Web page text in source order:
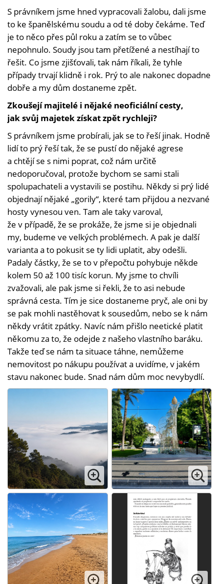
S právníkem jsme hned vypracovali žalobu, dali jsme
to ke španělskému soudu a od té doby čekáme. Teď
je to něco přes půl roku a zatím se to vůbec
nepohnulo. Soudy jsou tam přetížené a nestíhají to
řešit. Co jsme zjišťovali, tak nám říkali, že tyhle
případy trvají klidně i rok. Prý to ale nakonec dopadne
dobře a my dům dostaneme zpět.
Zkoušejí majitelé i nějaké neoficiální cesty,
jak svůj majetek získat zpět rychleji?
S právníkem jsme probírali, jak se to řeší jinak. Hodně
lidí to prý řeší tak, že se pustí do nějaké agrese
a chtějí se s nimi poprat, což nám určitě
nedoporučoval, protože bychom se sami stali
spolupachateli a vystavili se postihu. Někdy si prý lidé
objednají nějaké „gorily“, které tam přijdou a nezvané
hosty vynesou ven. Tam ale taky varoval,
že v případě, že se prokáže, že jsme si je objednali
my, budeme ve velkých problémech. A pak je další
varianta a to pokusit se ty lidi uplatit, aby odešli.
Padaly částky, že se to v přepočtu pohybuje někde
kolem 50 až 100 tisíc korun. My jsme to chvíli
zvažovali, ale pak jsme si řekli, že to asi nebude
správná cesta. Tím je sice dostaneme pryč, ale oni by
se pak mohli nastěhovat k sousedům, nebo se k nám
někdy vrátit zpátky. Navíc nám přišlo neetické platit
někomu za to, že odejde z našeho vlastního baráku.
Takže teď se nám ta situace táhne, nemůžeme
nemovitost po nákupu používat a uvidíme, v jakém
stavu nakonec bude. Snad nám dům moc nevybydlí.